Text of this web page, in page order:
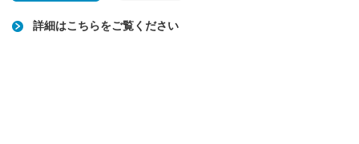
詳細はこちらをご覧ください